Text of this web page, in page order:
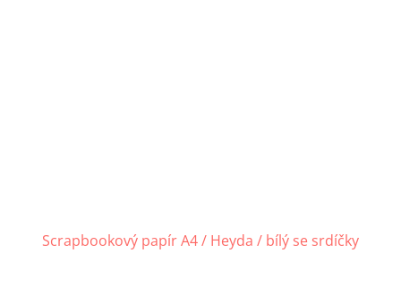
Scrapbookový papír A4 / Heyda / bílý se srdíčky